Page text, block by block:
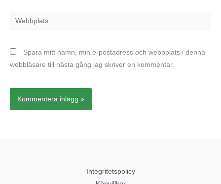
Webbplats
Spara mitt namn, min e-postadress och webbplats i denna
webbläsare till nästa gång jag skriver en kommentar.
Integritetspolicy